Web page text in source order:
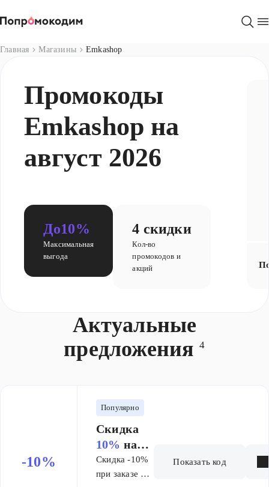
Главная Магазины Emkashop
Промокоды
Emkashop на
август 2026
До10%
Максимальная
выгода
4 скидки
Кол-во
промокодов и
акций
Актуальные
предложения 4
-10%
Популярно
Скидка
10% на
заказ от
10 000 ₽
Скидка -10%
при заказе от
Показать код